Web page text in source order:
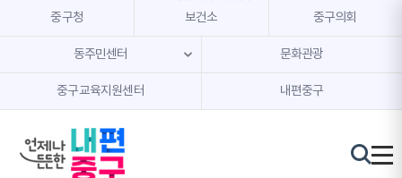
본문 내용 바로가기
주메뉴 바로가기
중구청 보건소 중구의회
동주민센터 문화관광
중구교육지원센터 내편중구